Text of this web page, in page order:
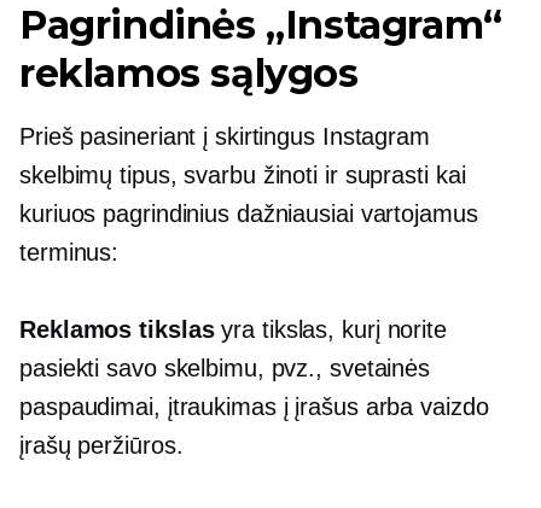
Pagrindinės „Instagram“
reklamos sąlygos
Prieš pasineriant į skirtingus Instagram
skelbimų tipus, svarbu žinoti ir suprasti kai
kuriuos pagrindinius dažniausiai vartojamus
terminus:
Reklamos tikslasyra tikslas, kurį norite
pasiekti savo skelbimu, pvz., svetainės
paspaudimai, įtraukimas į įrašus arba vaizdo
įrašų peržiūros.